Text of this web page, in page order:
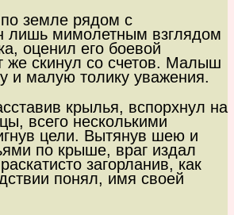
земле рядом с
лишь мимолетным взглядом
оценил его боевой
же скинул со счетов. Малыш
и малую толику уважения.
крылья, вспорхнул на
всего несколькими
цели. Вытянув шею и
по крыше, враг издал
загорланив, как
понял, имя своей